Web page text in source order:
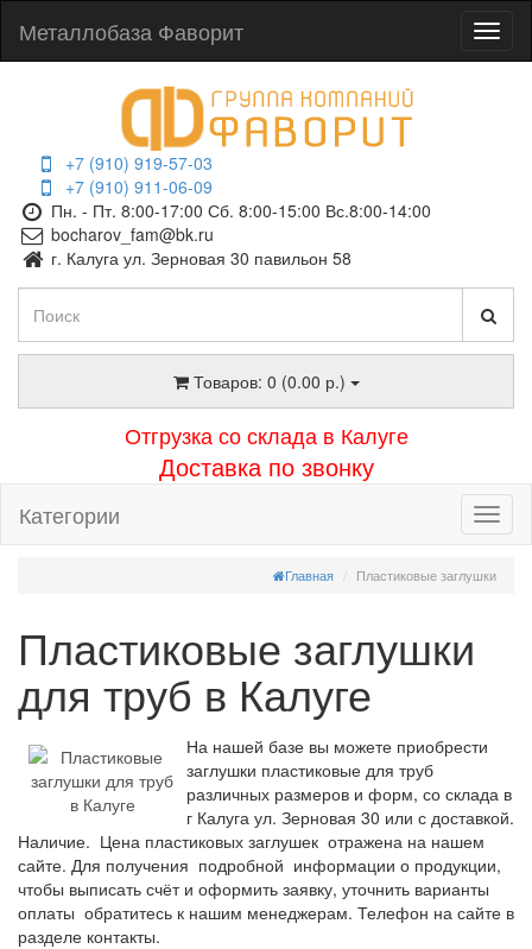
Металлобаза Фаворит
+7 (910) 919-57-03
+7 (910) 911-06-09
Пн. - Пт. 8:00-17:00 Сб. 8:00-15:00 Вс.8:00-14:00
bocharov_fam@bk.ru
г. Калуга ул. Зерновая 30 павильон 58
Товаров: 0 (0.00 р.)
Отгрузка со склада в Калуге
Доставка по звонку
Категории
Главная Пластиковые заглушки
Пластиковые заглушки
для труб в Калуге
На нашей базе вы можете приобрести
заглушки пластиковые для труб
различных размеров и форм, со склада в
г Калуга ул. Зерновая 30 или с доставкой.
Наличие. Цена пластиковых заглушек отражена на нашем
сайте. Для получения подробной информации о продукции,
чтобы выписать счёт и оформить заявку, уточнить варианты
оплаты обратитесь к нашим менеджерам. Телефон на сайте в
разделе контакты.